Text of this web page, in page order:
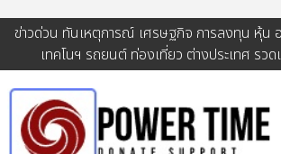
ข่าวด่วน ทันเหตุการณ์ เศรษฐกิจ การลงทุน หุ้น
เทคโนฯ รถยนต์ ท่องเที่ยว ต่างประเทศ รวด